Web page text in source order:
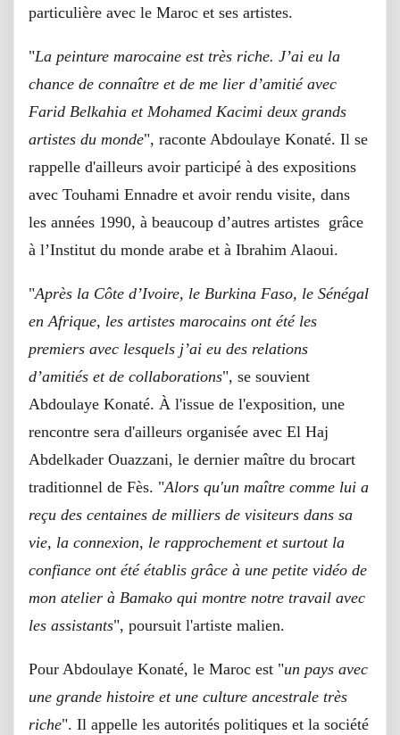
particulière avec le Maroc et ses artistes.
"La peinture marocaine est très riche. J’ai eu la
chance de connaître et de me lier d’amitié avec
Farid Belkahia et Mohamed Kacimi deux grands
artistes du monde", raconte Abdoulaye Konaté. Il se
rappelle d'ailleurs avoir participé à des expositions
avec Touhami Ennadre et avoir rendu visite, dans
les années 1990, à beaucoup d’autres artistes grâce
à l’Institut du monde arabe et à Ibrahim Alaoui.
"Après la Côte d’Ivoire, le Burkina Faso, le Sénégal
en Afrique, les artistes marocains ont été les
premiers avec lesquels j’ai eu des relations
d’amitiés et de collaborations", se souvient
Abdoulaye Konaté. À l'issue de l'exposition, une
rencontre sera d'ailleurs organisée avec El Haj
Abdelkader Ouazzani, le dernier maître du brocart
traditionnel de Fès. "Alors qu'un maître comme lui a
reçu des centaines de milliers de visiteurs dans sa
vie, la connexion, le rapprochement et surtout la
confiance ont été établis grâce à une petite vidéo de
mon atelier à Bamako qui montre notre travail avec
les assistants", poursuit l'artiste malien.
Pour Abdoulaye Konaté, le Maroc est "un pays avec
une grande histoire et une culture ancestrale très
riche". Il appelle les autorités politiques et la société